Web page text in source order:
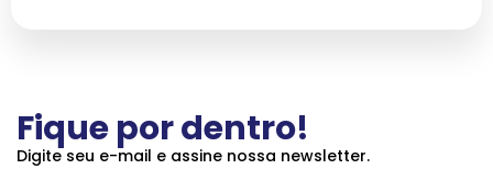
Fique por dentro!
Digite seu e-mail e assine nossa newsletter.